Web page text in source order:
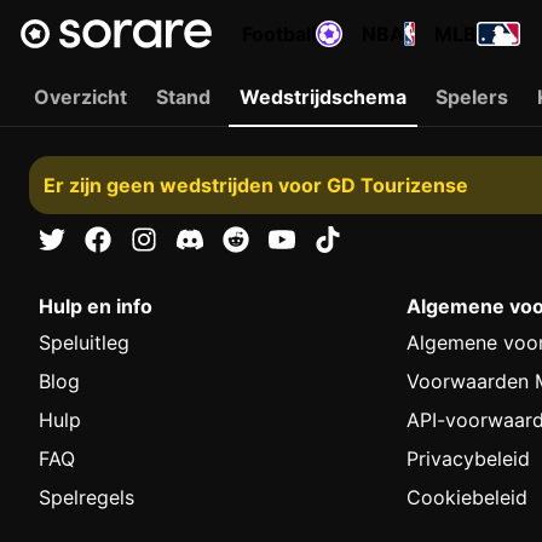
Overzicht Stand Wedstrijdschema Spelers
Er zijn geen wedstrijden voor GD Tourizense
Hulp en info
Speluitleg
Blog
Hulp
FAQ
Spelregels
Algemene
Algemene
Voorwaarden
API-
Privacybeleid
Cookiebeleid